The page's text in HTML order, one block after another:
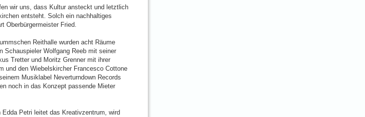
wir uns, dass Kultur ansteckt und letztlich
entsteht. Solch ein nachhaltiges
Oberbürgermeister Fried.
Reithalle wurden acht Räume
Schauspieler Wolfgang Reeb mit seiner
Tretter und Moritz Grenner mit ihrer
und den Wiebelskircher Francesco Cottone
Musiklabel Neverturndown Records
noch in das Konzept passende Mieter
Edda Petri leitet das Kreativzentrum, wird